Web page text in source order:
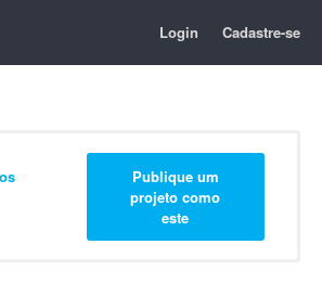
Login Cadastre-se
Publique um
projeto como
este